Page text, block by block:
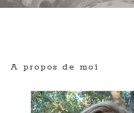
A propos de moi